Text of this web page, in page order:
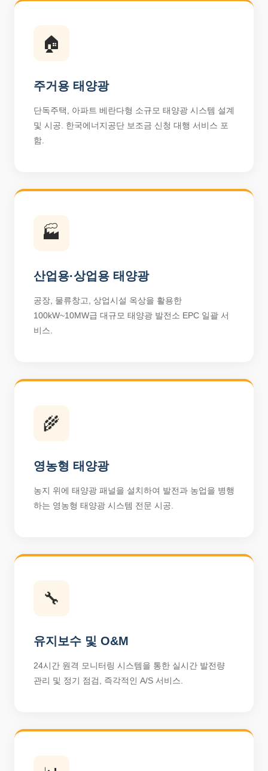
🏠
주거용 태양광
단독주택, 아파트 베란다형 소규모 태양광 시스템 설계
및 시공. 한국에너지공단 보조금 신청 대행 서비스 포
함.
🏭
산업용·상업용 태양광
공장, 물류창고, 상업시설 옥상을 활용한
100kW~10MW급 대규모 태양광 발전소 EPC 일괄 서
비스.
🌾
영농형 태양광
농지 위에 태양광 패널을 설치하여 발전과 농업을 병행
하는 영농형 태양광 시스템 전문 시공.
🔧
유지보수 및 O&M
24시간 원격 모니터링 시스템을 통한 실시간 발전량
관리 및 정기 점검, 즉각적인 A/S 서비스.